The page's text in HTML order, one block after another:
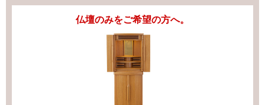
仏壇のみをご希望の方へ。